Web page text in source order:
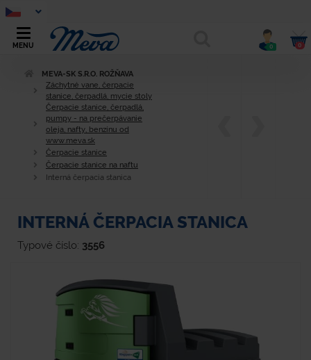
MENU 0 0
MEVA-SK S.R.O. ROŽŇAVA
Záchytné vane, čerpacie
stanice, čerpadlá, mycie stoly
Čerpacie stanice, čerpadlá,
pumpy - na prečerpávanie
oleja, nafty, benzínu od
www.meva.sk
Čerpacie stanice
Čerpacie stanice na naftu
Interná čerpacia stanica
INTERNÁ ČERPACIA STANICA
Typové číslo: 3556